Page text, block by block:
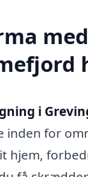
i
inden for
hjem,